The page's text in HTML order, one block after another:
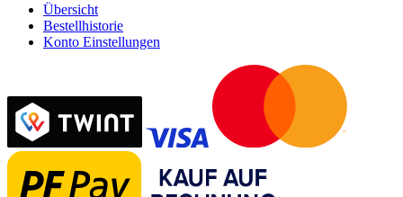
Übersicht
Bestellhistorie
Konto Einstellungen